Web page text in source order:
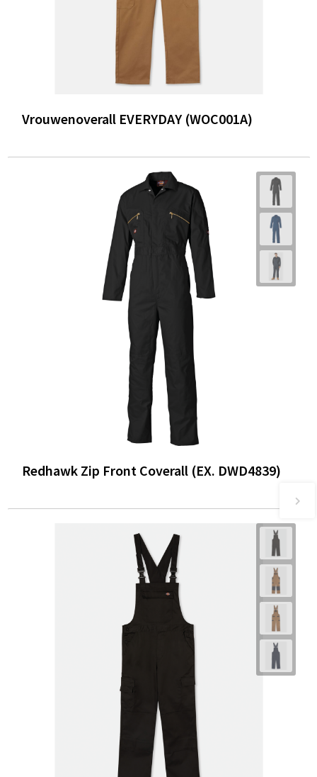
Vrouwenoverall EVERYDAY (WOC001A)
Redhawk Zip Front Coverall (EX. DWD4839)